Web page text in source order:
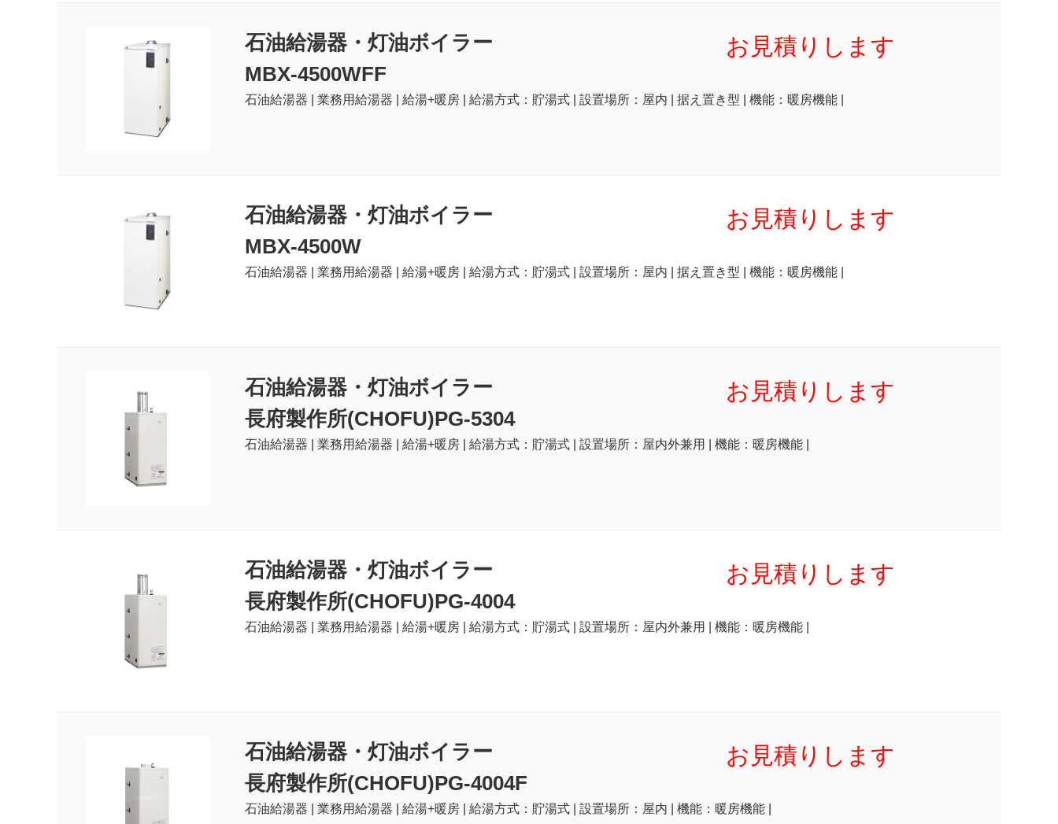
石油給湯器・灯油ボイラー
MBX-4500WFF
お見積りします
石油給湯器 | 業務用給湯器 | 給湯+暖房 | 給湯方式：貯湯式 | 設置場所：屋内 | 据え置き型 | 機能：暖房機能 |
石油給湯器・灯油ボイラー
MBX-4500W
お見積りします
石油給湯器 | 業務用給湯器 | 給湯+暖房 | 給湯方式：貯湯式 | 設置場所：屋内 | 据え置き型 | 機能：暖房機能 |
石油給湯器・灯油ボイラー
長府製作所(CHOFU)PG-5304
お見積りします
石油給湯器 | 業務用給湯器 | 給湯+暖房 | 給湯方式：貯湯式 | 設置場所：屋内外兼用 | 機能：暖房機能 |
石油給湯器・灯油ボイラー
長府製作所(CHOFU)PG-4004
お見積りします
石油給湯器 | 業務用給湯器 | 給湯+暖房 | 給湯方式：貯湯式 | 設置場所：屋内外兼用 | 機能：暖房機能 |
石油給湯器・灯油ボイラー
長府製作所(CHOFU)PG-4004F
お見積りします
石油給湯器 | 業務用給湯器 | 給湯+暖房 | 給湯方式：貯湯式 | 設置場所：屋内 | 機能：暖房機能 |